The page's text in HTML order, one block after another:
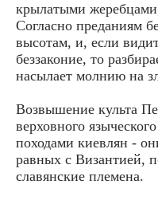
крылатыми
Согласно преданиям
высотам, и, если
беззаконие, то
насылает молнию на
Возвышение культа
верховного
походами киевлян -
равных с Византией,
славянские племена.